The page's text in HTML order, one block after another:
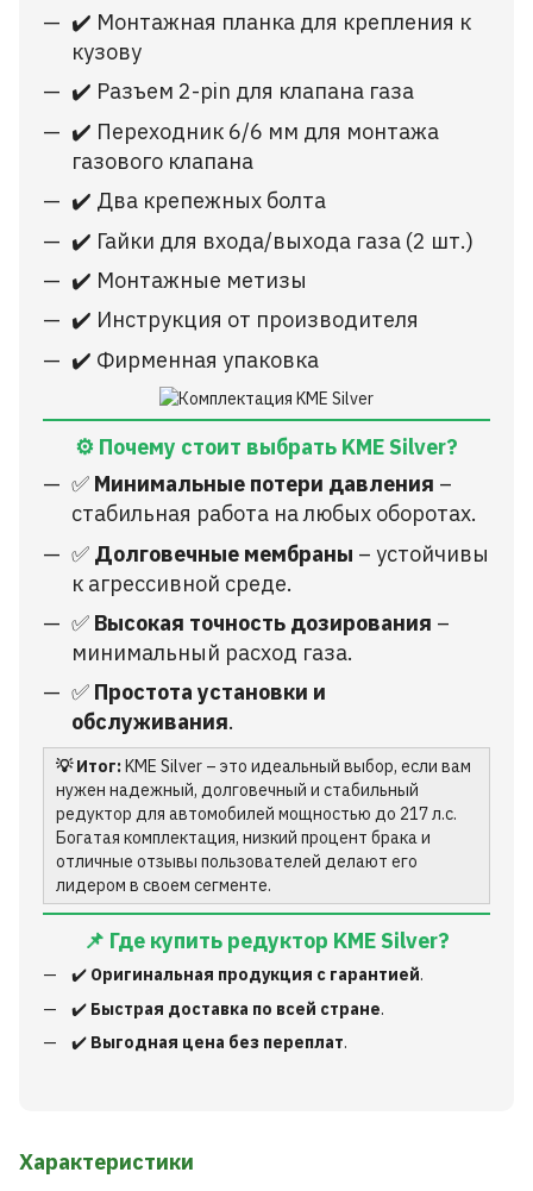
✔️ Монтажная планка для крепления к
кузову
✔️ Разъем 2-pin для клапана газа
✔️ Переходник 6/6 мм для монтажа
газового клапана
✔️ Два крепежных болта
✔️ Гайки для входа/выхода газа (2 шт.)
✔️ Монтажные метизы
✔️ Инструкция от производителя
✔️ Фирменная упаковка
⚙️ Почему стоит выбрать KME Silver?
✅ Минимальные потери давления –
стабильная работа на любых оборотах.
✅ Долговечные мембраны – устойчивы
к агрессивной среде.
✅ Высокая точность дозирования –
минимальный расход газа.
✅ Простота установки и
обслуживания.
💡 Итог:KME Silver – это идеальный выбор, если вам
нужен надежный, долговечный и стабильный
редуктор для автомобилей мощностью до 217 л.с.
Богатая комплектация, низкий процент брака и
отличные отзывы пользователей делают его
лидером в своем сегменте.
📌 Где купить редуктор KME Silver?
✔️ Оригинальная продукция с гарантией.
✔️ Быстрая доставка по всей стране.
✔️ Выгодная цена без переплат.
Характеристики